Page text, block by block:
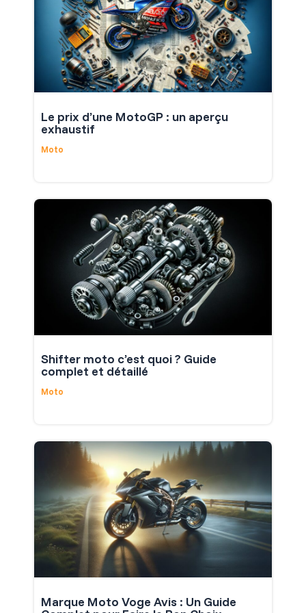
Le prix d’une MotoGP : un aperçu
exhaustif
Moto
Shifter moto c’est quoi ? Guide
complet et détaillé
Moto
Marque Moto Voge Avis : Un Guide